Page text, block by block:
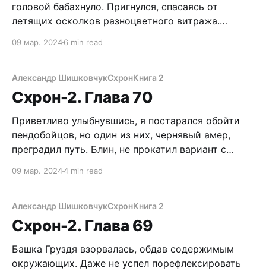
головой бабахнуло. Пригнулся, спасаясь от
летящих осколков разноцветного витража.
здания люди. Обернулся. В разбитом проеме, как
все? Сквозь безумные крики, стрельбу мой
чуткий слух уловил нарастающий вой сирен.
Снова
09 мар. 20246 min read
Александр ШишковчукСхронКнига 2
Схрон-2. Глава 70
Приветливо улыбнувшись, я постарался обойти
пендобойцов, но один из них, чернявый амер,
преградил путь. Блин, не прокатил вариант с
тоже. Влево – тот шустро выставил руку. –
акцентом произнес солдат. – Ебать, Санек! Хули
ты тут, братка?! – сквозь грохот музла проорал
Вован,
09 мар. 20244 min read
Александр ШишковчукСхронКнига 2
Схрон-2. Глава 69
Башка Груздя взорвалась, обдав содержимым
окружающих. Даже не успел порефлексировать